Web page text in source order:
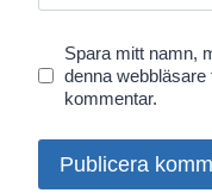
Spara mitt namn,
denna
kommentar.